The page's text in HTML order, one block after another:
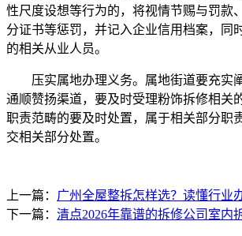
性尺度设想等行为的，将视情节赐与罚款
分证书等惩罚，并记入企业信用档案，同
的相关从业人员。
压实属地办理义务。属地街道要充实阐
通顺赞扬渠道，要及时受理粉饰拆修相关
职责范畴的要及时处置，属于相关部分职
交相关部分处置。
上一篇： 广州全屋整拆怎样选？读懂行业
下一篇： 清点2026年靠谱的拆修公司室内